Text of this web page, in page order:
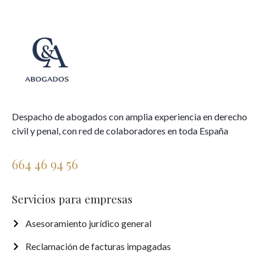
Despacho de abogados con amplia experiencia en derecho
civil y penal, con red de colaboradores en toda España
664 46 94 56
Servicios para empresas
Asesoramiento jurídico general
Reclamación de facturas impagadas